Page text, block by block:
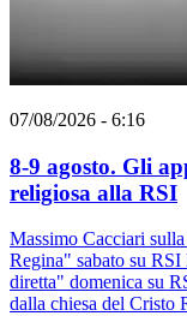
07/08/2026 - 6:16
8-9 agosto. Gli
religiosa alla RSI
Massimo Cacciari
Regina" sabato su
diretta" domenica su
dalla chiesa del Cristo